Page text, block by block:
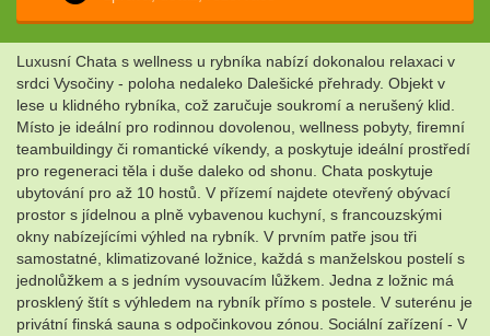
Luxusní Chata s wellness u rybníka nabízí dokonalou relaxaci v
srdci Vysočiny - poloha nedaleko Dalešické přehrady. Objekt v
lese u klidného rybníka, což zaručuje soukromí a nerušený klid.
Místo je ideální pro rodinnou dovolenou, wellness pobyty, firemní
teambuildingy či romantické víkendy, a poskytuje ideální prostředí
pro regeneraci těla i duše daleko od shonu. Chata poskytuje
ubytování pro až 10 hostů. V přízemí najdete otevřený obývací
prostor s jídelnou a plně vybavenou kuchyní, s francouzskými
okny nabízejícími výhled na rybník. V prvním patře jsou tři
samostatné, klimatizované ložnice, každá s manželskou postelí s
jednolůžkem a s jedním vysouvacím lůžkem. Jedna z ložnic má
prosklený štít s výhledem na rybník přímo s postele. V suterénu je
privátní finská sauna s odpočinkovou zónou. Sociální zařízení - V